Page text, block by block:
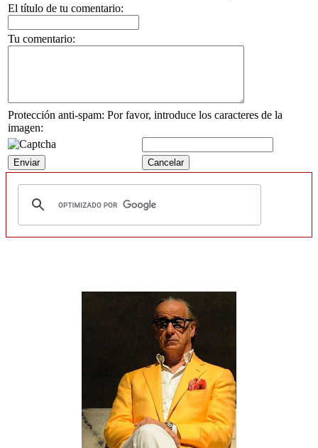
El título de tu comentario:
Tu comentario:
Protección anti-spam: Por favor, introduce los caracteres de la
imagen: